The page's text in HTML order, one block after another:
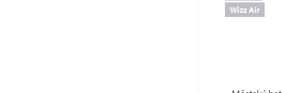
Wizz Air